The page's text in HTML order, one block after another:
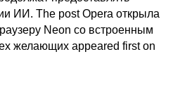
ИИ. The post Opera открыла
Neon со встроенным
желающих appeared first on